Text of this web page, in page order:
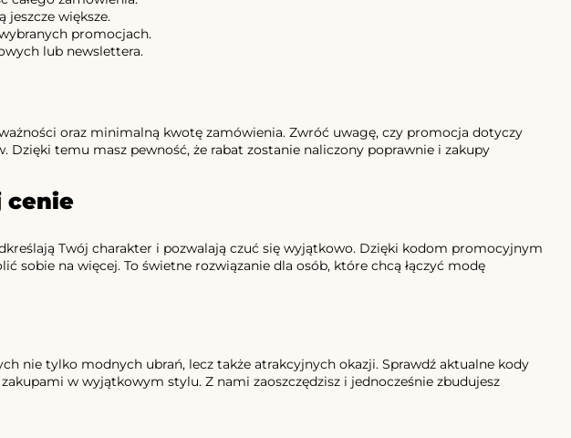
jeszcze większe.
promocjach.
lub newslettera.
oraz minimalną kwotę zamówienia. Zwróć uwagę, czy promocja dotyczy
temu masz pewność, że rabat zostanie naliczony poprawnie i zakupy
cenie
Twój charakter i pozwalają czuć się wyjątkowo. Dzięki kodom promocyjnym
sobie na więcej. To świetne rozwiązanie dla osób, które chcą łączyć modę
nie tylko modnych ubrań, lecz także atrakcyjnych okazji. Sprawdź aktualne kody
w wyjątkowym stylu. Z nami zaoszczędzisz i jednocześnie zbudujesz